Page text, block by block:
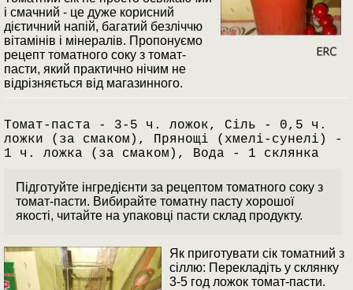
і смачний - це дуже корисний
дієтичний напій, багатий безліччю
вітамінів і мінералів. Пропонуємо
рецепт томатного соку з томат-
пасти, який практично нічим не
відрізняється від магазинного.
Томат-паста - 3-5 ч. ложок, Сіль - 0,5 ч.
ложки (за смаком), Прянощі (хмелі-сунелі) -
1 ч. ложка (за смаком), Вода - 1 склянка
Підготуйте інгредієнти за рецептом томатного соку з
томат-пасти. Вибирайте томатну пасту хорошої
якості, читайте на упаковці пасти склад продукту.
Як приготувати сік томатний з
сіллю: Перекладіть у склянку
3-5 год ложок томат-пасти.